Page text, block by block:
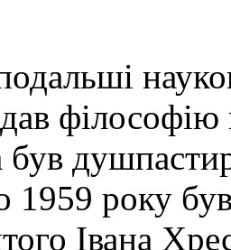
філософію
1959 року
Івана